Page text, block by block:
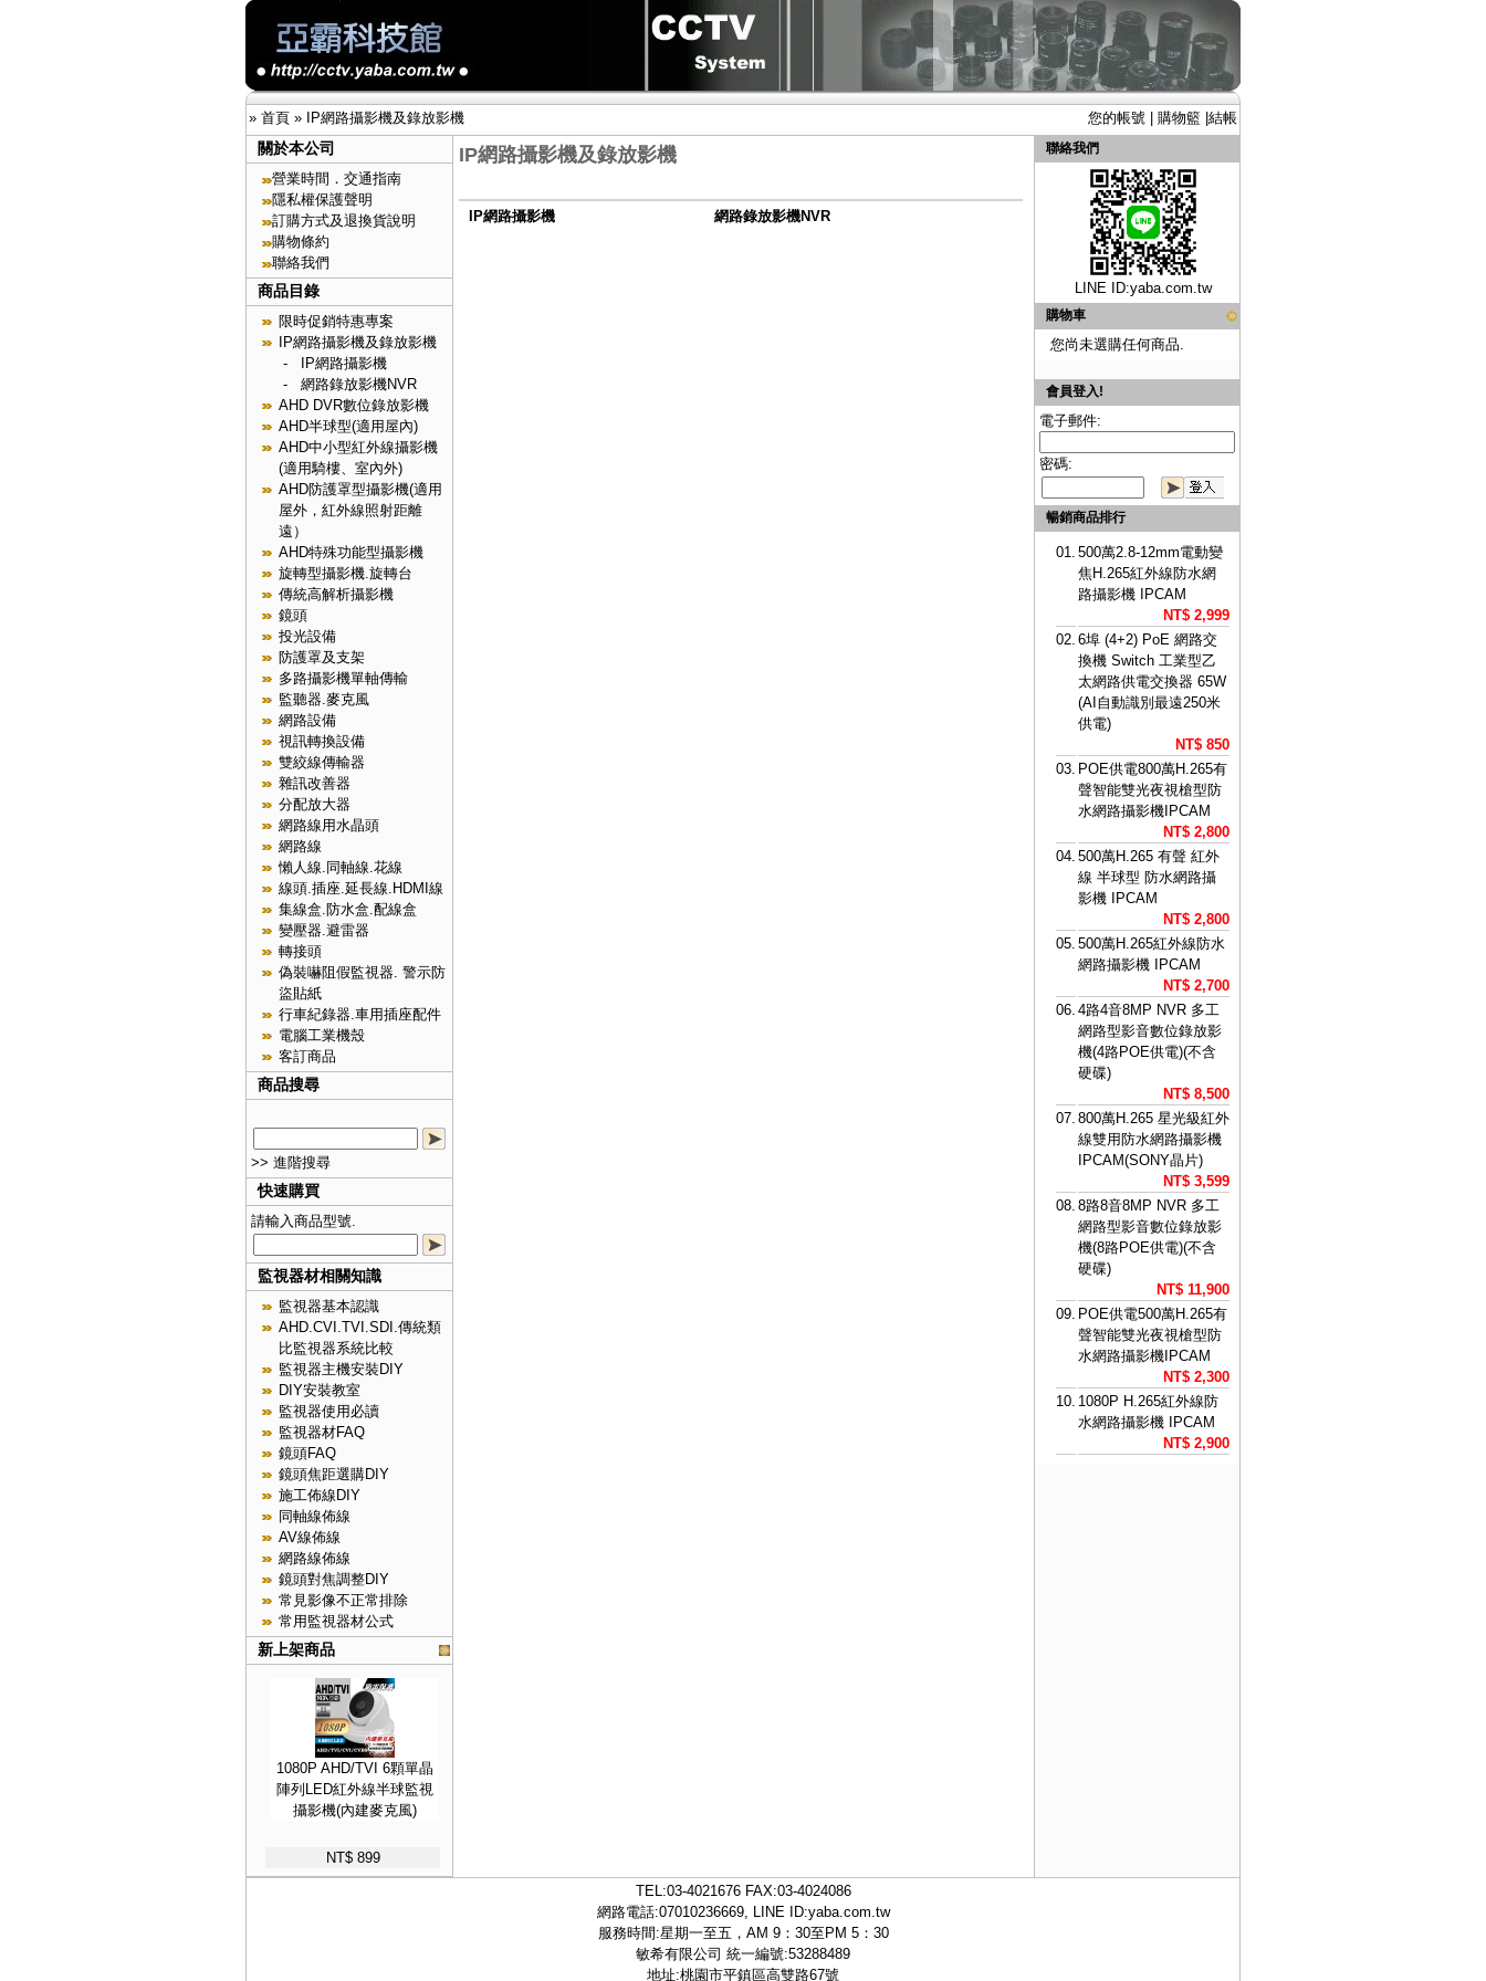
» 首頁 » IP網路攝影機及錄放影機 您的帳號 購物籃 結帳
關於本公司
營業時間．交通指南
隱私權保護聲明
訂購方式及退換貨說明
購物條約
聯絡我們
商品目錄
限時促銷特惠專案
IP網路攝影機及錄放影機
-
IP網路攝影機
- 網路錄放影機NVR
AHD DVR數位錄放影機
AHD半球型(適用屋內)
AHD中小型紅外線攝影機
(適用騎樓、室內外)
AHD防護罩型攝影機(適用
屋外，紅外線照射距離
遠）
AHD特殊功能型攝影機
旋轉型攝影機.旋轉台
傳統高解析攝影機
鏡頭
投光設備
防護罩及支架
多路攝影機單軸傳輸
監聽器.麥克風
網路設備
視訊轉換設備
雙絞線傳輸器
雜訊改善器
分配放大器
網路線用水晶頭
網路線
懶人線.同軸線.花線
線頭.插座.延長線.HDMI線
集線盒.防水盒.配線盒
變壓器.避雷器
轉接頭
偽裝嚇阻假監視器. 警示防
盜貼紙
行車紀錄器.車用插座配件
電腦工業機殼
客訂商品
商品搜尋
>> 進階搜尋
快速購買
請輸入商品型號.
監視器材相關知識
監視器基本認識
AHD.CVI.TVI.SDI.傳統類
比監視器系統比較
監視器主機安裝DIY
DIY安裝教室
監視器使用必讀
監視器材FAQ
鏡頭FAQ
鏡頭焦距選購DIY
施工佈線DIY
同軸線佈線
AV線佈線
網路線佈線
鏡頭對焦調整DIY
常見影像不正常排除
常用監視器材公式
新上架商品
1080P AHD/TVI 6顆單晶
陣列LED紅外線半球監視
攝影機(內建麥克風)
NT$ 899
IP網路攝影機及錄放影機
IP網路攝影機 網路錄放影機NVR
聯絡我們
LINE ID:yaba.com.tw
購物車
您尚未選購任何商品.
會員登入!
電子郵件:
密碼:
暢銷商品排行
01. 500萬2.8-12mm電動變
焦H.265紅外線防水網
路攝影機 IPCAM
NT$ 2,999
02. 6埠 (4+2) PoE 網路交
換機 Switch 工業型乙
太網路供電交換器 65W
(AI自動識別最遠250米
供電)
NT$ 850
03. POE供電800萬H.265有
聲智能雙光夜視槍型防
水網路攝影機IPCAM
NT$ 2,800
04. 500萬H.265 有聲 紅外
線 半球型 防水網路攝
影機 IPCAM
NT$ 2,800
05. 500萬H.265紅外線防水
網路攝影機 IPCAM
NT$ 2,700
06. 4路4音8MP NVR 多工
網路型影音數位錄放影
機(4路POE供電)(不含
硬碟)
NT$ 8,500
07. 800萬H.265 星光級紅外
線雙用防水網路攝影機
IPCAM(SONY晶片)
NT$ 3,599
08. 8路8音8MP NVR 多工
網路型影音數位錄放影
機(8路POE供電)(不含
硬碟)
NT$ 11,900
09. POE供電500萬H.265有
聲智能雙光夜視槍型防
水網路攝影機IPCAM
NT$ 2,300
10. 1080P H.265紅外線防
水網路攝影機 IPCAM
NT$ 2,900
TEL:03-4021676FAX:03-4024086
網路電話:07010236669, LINE ID:yaba.com.tw
服務時間:星期一至五，AM 9：30至PM 5：30
敏希有限公司 統一編號:53288489
地址:桃園市平鎮區高雙路67號